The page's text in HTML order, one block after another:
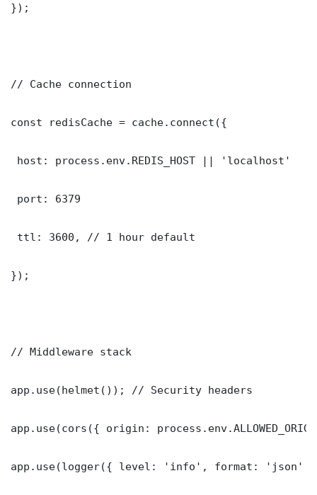
});
// Cache connection
const redisCache = cache.connect({
host: process.env.REDIS_HOST || 'localhost'
port: 6379
ttl: 3600, // 1 hour default
});
// Middleware stack
app.use(helmet()); // Security headers
app.use(cors({ origin:
app.use(logger({ level: 'info', format: 'json'